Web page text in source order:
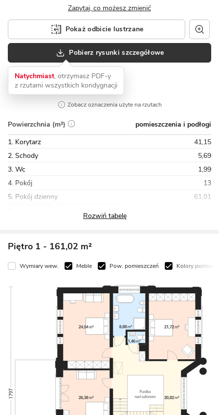
Zapytaj, co możesz zmienić
Pokaż odbicie lustrzane
Pobierz rysunki szczegółowe
Natychmiast, otrzymasz PDF-y
z rzutami wszystkich kondygnacji
Zobacz oznaczenia użyte na rzutach
Powierzchnia (m²)
pomieszczenia i podłogi
1. Korytarz
41,15
2. Schody
5,69
3. Wc
1,99
4. Pokój
13
5. Pokój dzienny
61,01
Piętro 1 - 161,02 m²
Wymiary wew. Meble Pow. pomieszczeń Kolory